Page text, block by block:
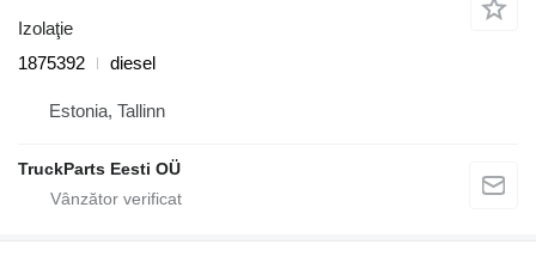
Izolaţie
1875392
diesel
Estonia, Tallinn
TruckParts Eesti OÜ